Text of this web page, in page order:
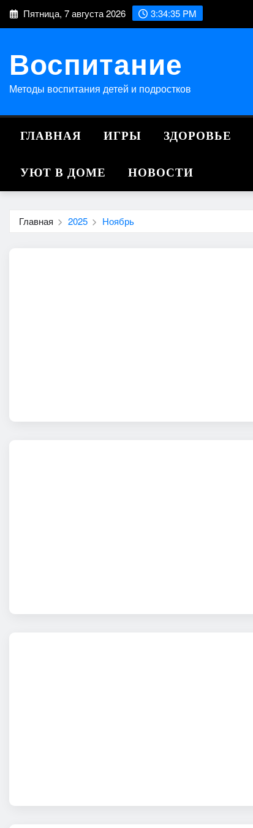
ПерейтиПятница, 7 августа 2026 3:34:36 PM
Воспитание
Методы воспитания детей и подростков
ГЛАВНАЯ ИГРЫ ЗДОРОВЬЕ
УЮТ В ДОМЕ НОВОСТИ
Главная 2025 Ноябрь